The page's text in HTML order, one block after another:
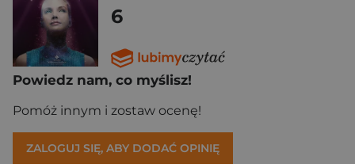
6
Powiedz nam, co myślisz!
Pomóż innym i zostaw ocenę!
ZALOGUJ SIĘ, ABY DODAĆ OPINIĘ